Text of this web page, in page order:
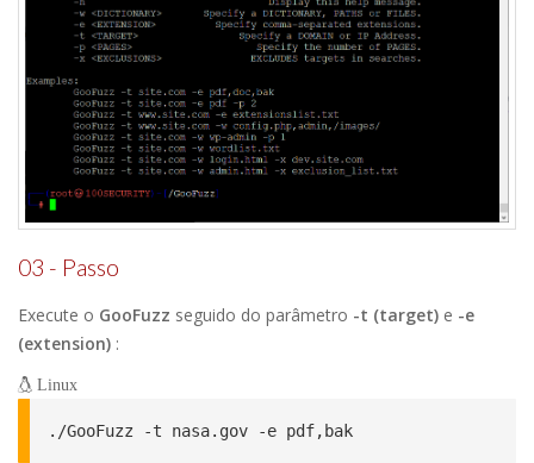
03 - Passo
Execute o GooFuzz seguido do parâmetro -t (target) e -e
(extension) :
Linux
./GooFuzz -t nasa.gov -e pdf,bak